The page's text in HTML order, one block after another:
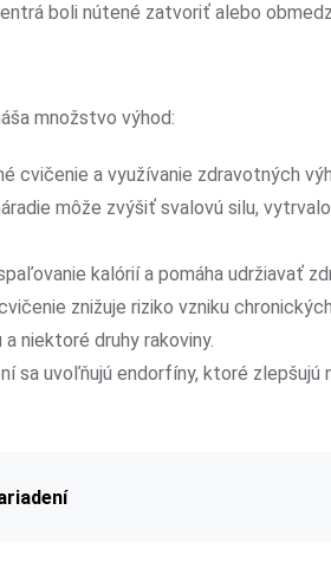
boli nútené zatvoriť alebo
množstvo výhod:
cvičenie a využívanie zdravotných
môže zvýšiť svalovú silu,
kalórií a pomáha udržiavať
znižuje riziko vzniku
niektoré druhy rakoviny.
sa uvoľňujú endorfíny, ktoré zlepšujú